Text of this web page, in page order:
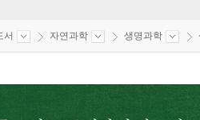
서 자연과학 생명과학